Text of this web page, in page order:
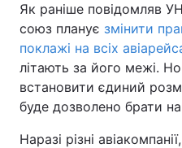
Як раніше повідомляв
союз планує змінити
поклажі на всіх
літають за його межі.
встановити єдиний
буде дозволено брати
Наразі різні